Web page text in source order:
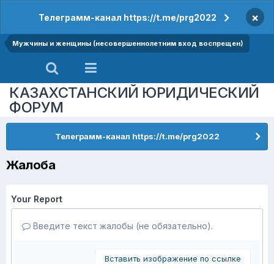
Телеграмм-канал https://t.me/prg2022 ×
Мужчины и женщины (несовершеннолетним вход воспрещен)
КАЗАХСТАНСКИЙ ЮРИДИЧЕСКИЙ
ФОРУМ
Телеграмм-канал https://t.me/prg2022
Жалоба
Your Report
Введите текст жалобы (не обязательно).
Вставить изображение по ссылке